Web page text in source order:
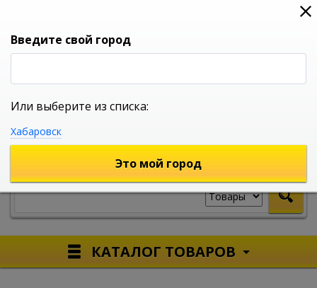
0
УНИВЕРСАЛЬНЫЙ ИНТЕРНЕТ МАГАЗИН
КАТАЛОГ ТОВАРОВ
Введите свой город
Или выберите из списка:
Хабаровск
Это мой город